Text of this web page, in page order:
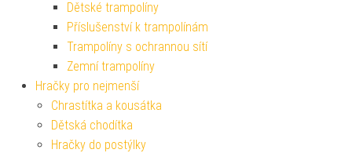
Dětské trampolíny
Příslušenství k trampolínám
Trampolíny s ochrannou sítí
Zemní trampolíny
Hračky pro nejmenší
Chrastítka a kousátka
Dětská chodítka
Hračky do postýlky